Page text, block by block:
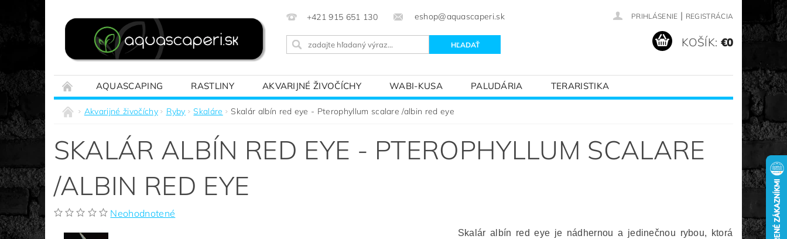
+421 915 651 130 eshop@aquascaperi.sk PRIHLÁSENIE | REGISTRÁCIA
KOŠÍK: €0
AQUASCAPING RASTLINY AKVARIJNÉ ŽIVOČÍCHY WABI-KUSA PALUDÁRIA
TERARISTIKA
REALIZÁCIE NA MIERU
SPRIEVODCA AKVÁRIOVÝM SVETOM – ZÁKLADY AKVARISTIKY
Akvarijné živočíchy Ryby Skaláre Skalár albín red eye - Pterophyllum scalare /albin red eye
SKALÁR ALBÍN RED EYE - PTEROPHYLLUM SCALARE
/ALBIN RED EYE
Neohodnotené
Skalár albín red eye je nádhernou a jedinečnou rybou, ktorá